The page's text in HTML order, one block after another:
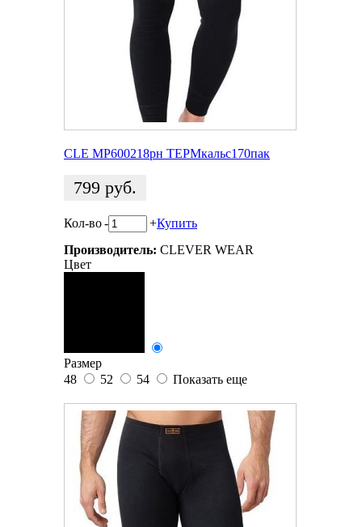
CLE MP600218pн ТЕРМкальс170пак
799 руб.
Кол-во- +Купить
Производитель: CLEVER WEAR
Цвет
Размер
48
52 54 Показать еще